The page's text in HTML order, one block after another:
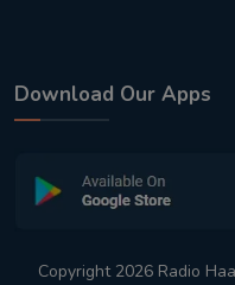
Download Our Apps
Copyright 2026 Radio